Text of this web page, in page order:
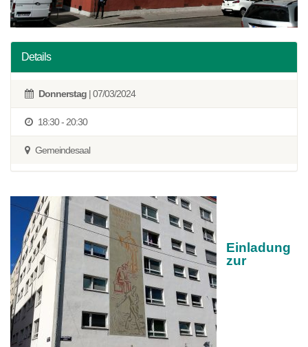
Details
Donnerstag | 07/03/2024
18:30 - 20:30
Gemeindesaal
Einladung
zur